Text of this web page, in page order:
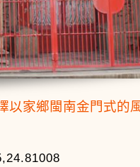
以家鄉閩南金門式的